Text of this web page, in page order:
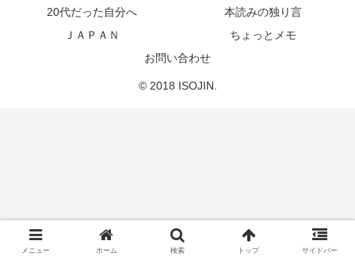
20代だった自分へ
本読みの独り言
ＪＡＰＡＮ
ちょっとメモ
お問い合わせ
© 2018 ISOJIN.
メニュー ホーム 検索 トップ サイドバー